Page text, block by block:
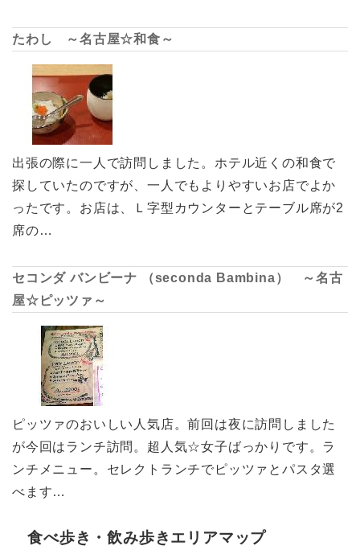
たわし ～名古屋☆和食～
出張の際に一人で訪問しました。ホテル近くの和食で
探していたのですが、一人でもよりやすいお店でよか
ったです。お店は、Ｌ字型カウンターとテーブル席が2
席の…
セコンダ バンビーナ （seconda Bambina） ～名古
屋☆ピッツァ～
ピッツァのおいしい人気店。前回は夜に訪問しました
が今回はランチ訪問。超人気☆女子ばっかりです。ラ
ンチメニュー。セレクトランチでピッツァとパスタ選
べます…
食べ歩き・飲み歩きエリアマップ